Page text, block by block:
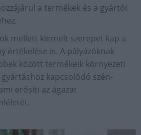
a termékek és a gyártói
mellett kiemelt szerepet kap a
értékelése is. A pályázóknak
között termékeik környezeti
kapcsolódó szén-
erősíti az ágazat